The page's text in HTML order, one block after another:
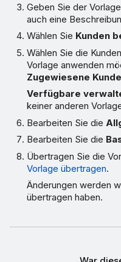
Geben Sie der
auch eine
Wählen Sie Kunden
Wählen Sie die
Vorlage anwenden
Zugewiesene
Verfügbare
keiner anderen
Bearbeiten Sie die
Bearbeiten Sie die
Übertragen Sie die
Vorlage übertragen.
Änderungen werden
übertragen haben.